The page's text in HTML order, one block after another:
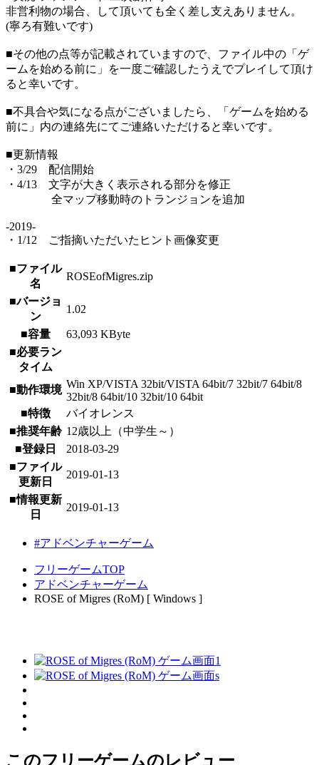
非営利物の場合、して頂いても全く差し支えありません。
(寧ろ有難いです)
■その他の点等が記載されていますので、ファイル中の「ゲ
ームを始める前に」を一度ご確認したうえでプレイして頂け
ると幸いです。
■不具合や気になる点がございましたら、「ゲームを始める
前に」内の連絡先にてご連絡いただけると幸いです。
■更新情報
・3/29 配信開始
・4/13 文字が大きく表示される部分を修正
全マップ移動時のトランジョンを追加
-2019-
・1/12 ご指摘いただいたヒント画像変更
■ファイル
名
ROSEofMigres.zip
■バージョ
ン
1.02
■容量
63,093 KByte
■必要ラン
タイム
■動作環境 Win XP/VISTA 32bit/VISTA 64bit/7 32bit/7 64bit/8
32bit/8 64bit/10 32bit/10 64bit
■特徴
バイオレンス
■推奨年齢 12歳以上（中学生～）
■登録日
2018-03-29
■ファイル
更新日
2019-01-13
■情報更新
日
2019-01-13
#アドベンチャーゲーム
フリーゲームTOP
アドベンチャーゲーム
ROSE of Migres (RoM) [ Windows ]
このフリーゲームのレビュー